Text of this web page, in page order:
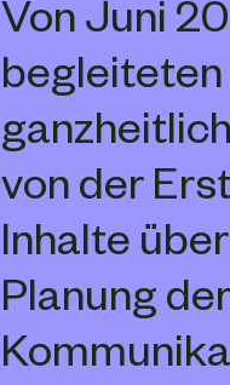
Von Juni
begleiteten
von der
Inhalte
Planung